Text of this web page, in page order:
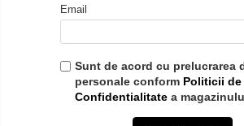
Email
Sunt de acord cu prelucrarea
personale conform Politicii de
Confidentialitate a